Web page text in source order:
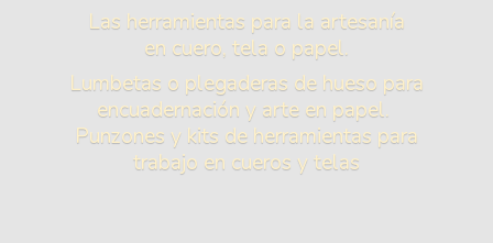
Las herramientas para la artesanía
en cuero, tela o papel.
Lumbetas o plegaderas de hueso para
encuadernación y arte en papel.
Punzones y kits de herramientas para
trabajo en cueros y telas